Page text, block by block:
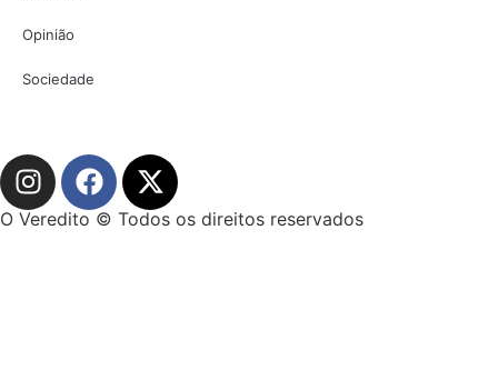
Opinião
Sociedade
O Veredito © Todos os direitos reservados